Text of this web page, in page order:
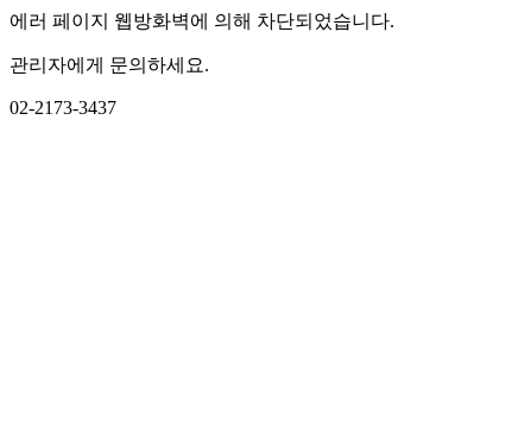
에러 페이지 웹방화벽에 의해 차단되었습니다.
관리자에게 문의하세요.
02-2173-3437